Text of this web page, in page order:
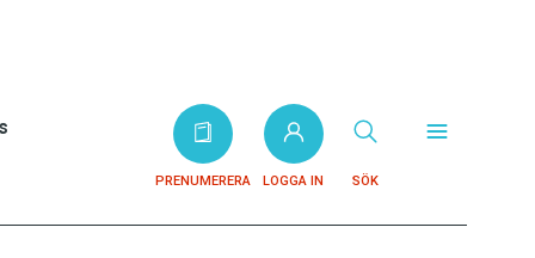
PRENUMERERA LOGGA IN SÖK